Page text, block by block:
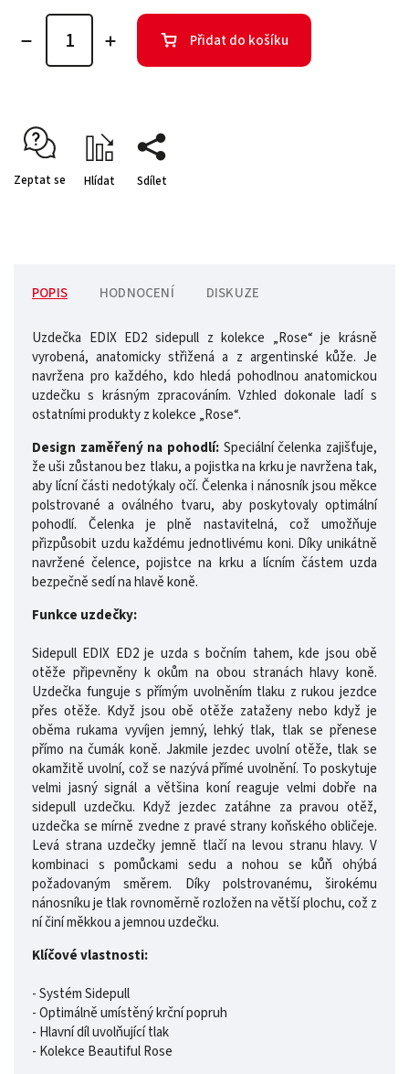
Přidat do košíku
Zeptat se Hlídat Sdílet
POPIS HODNOCENÍ DISKUZE
Uzdečka EDIX ED2 sidepull z kolekce „Rose“ je krásně
vyrobená, anatomicky střižená a z argentinské kůže. Je
navržena pro každého, kdo hledá pohodlnou anatomickou
uzdečku s krásným zpracováním. Vzhled dokonale ladí s
ostatními produkty z kolekce „Rose“.
Design zaměřený na pohodlí: Speciální čelenka zajišťuje,
že uši zůstanou bez tlaku, a pojistka na krku je navržena tak,
aby lícní části nedotýkaly očí. Čelenka i nánosník jsou měkce
polstrované a oválného tvaru, aby poskytovaly optimální
pohodlí. Čelenka je plně nastavitelná, což umožňuje
přizpůsobit uzdu každému jednotlivému koni. Díky unikátně
navržené čelence, pojistce na krku a lícním částem uzda
bezpečně sedí na hlavě koně.
Funkce uzdečky:
Sidepull EDIX ED2 je uzda s bočním tahem, kde jsou obě
otěže připevněny k okům na obou stranách hlavy koně.
Uzdečka funguje s přímým uvolněním tlaku z rukou jezdce
přes otěže. Když jsou obě otěže zataženy nebo když je
oběma rukama vyvíjen jemný, lehký tlak, tlak se přenese
přímo na čumák koně. Jakmile jezdec uvolní otěže, tlak se
okamžitě uvolní, což se nazývá přímé uvolnění. To poskytuje
velmi jasný signál a většina koní reaguje velmi dobře na
sidepull uzdečku. Když jezdec zatáhne za pravou otěž,
uzdečka se mírně zvedne z pravé strany koňského obličeje.
Levá strana uzdečky jemně tlačí na levou stranu hlavy. V
kombinaci s pomůckami sedu a nohou se kůň ohýbá
požadovaným směrem. Díky polstrovanému, širokému
nánosníku je tlak rovnoměrně rozložen na větší plochu, což z
ní činí měkkou a jemnou uzdečku.
Klíčové vlastnosti:
- Systém Sidepull
- Optimálně umístěný krční popruh
- Hlavní díl uvolňující tlak
- Kolekce Beautiful Rose